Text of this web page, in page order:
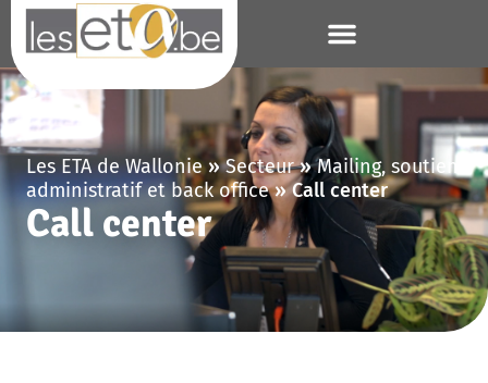
Les ETA de Wallonie»Secteur»Mailing, soutien
administratif et back office»Call center
Call center